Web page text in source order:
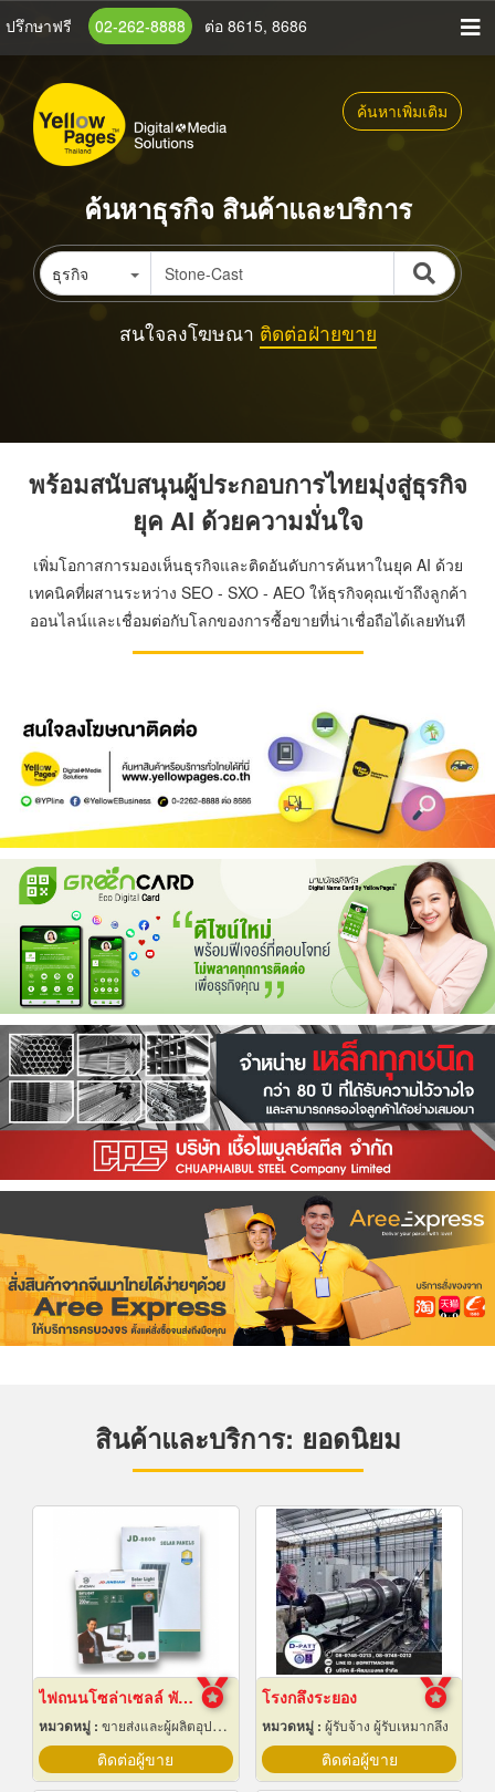
ข้าม
เนื้อหา
หลัก
ปรึกษาฟรี 02-262-8888 ต่อ 8615, 8686
ค้นหาเพิ่มเติม
ค้นหาธุรกิจ สินค้าและบริการ
ธุรกิจ
สนใจลงโฆษณา ติดต่อฝ่ายขาย
พร้อมสนับสนุนผู้ประกอบการไทยมุ่งสู่ธุรกิจ
ยุค AI ด้วยความมั่นใจ
เพิ่มโอกาสการมองเห็นธุรกิจและติดอันดับการค้นหาในยุค AI ด้วย
เทคนิคที่ผสานระหว่าง SEO - SXO - AEO ให้ธุรกิจคุณเข้าถึงลูกค้า
ออนไลน์และเชื่อมต่อกับโลกของการซื้อขายที่น่าเชื่อถือได้เลยทันที
สินค้าและบริการ: ยอดนิยม
ไฟถนนโซล่าเซลล์ พัทยา ชลบุรี
หมวดหมู่ : ขายส่งและผู้ผลิตอุปกรณ์เครื่องใช้ไฟฟ้า
ติดต่อผู้ขาย
โรงกลึงระยอง
หมวดหมู่ : ผู้รับจ้าง ผู้รับเหมากลึง
ติดต่อผู้ขาย